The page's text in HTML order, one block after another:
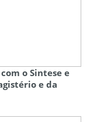
o Sintese e
e da